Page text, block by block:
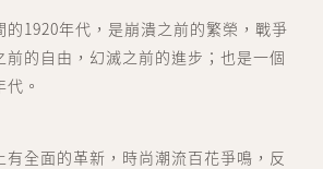
1920年代，是崩潰之前的繁榮，戰爭
前的自由，幻滅之前的進步；也是一個
。
全面的革新，時尚潮流百花爭鳴，反